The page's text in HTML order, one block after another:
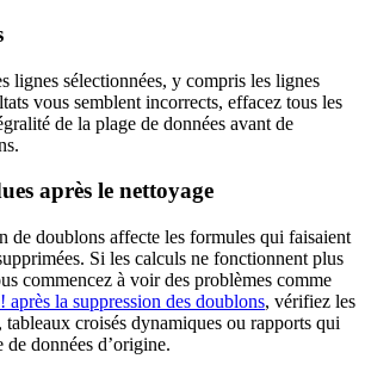
lignes sélectionnées, y compris les lignes
vous semblent incorrects, effacez tous les
de la plage de données avant de
après le nettoyage
de doublons affecte les formules qui faisaient
Si les calculs ne fonctionnent plus
commencez à voir des problèmes comme
la suppression des doublons, vérifiez les
croisés dynamiques ou rapports qui
de données d’origine.